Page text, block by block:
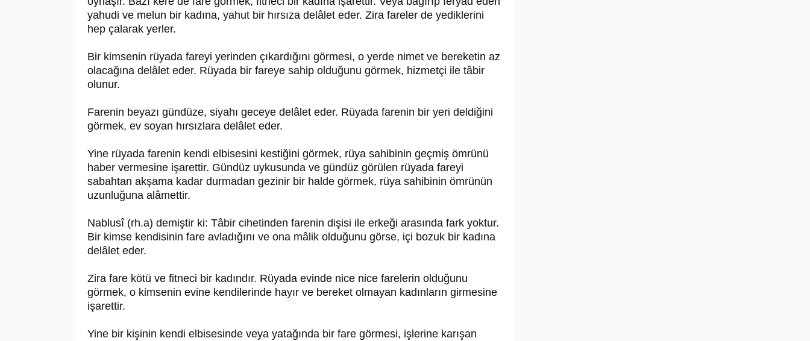
yahudi ve melun bir kadına, yahut bir hırsıza delâlet eder. Zira fareler de yediklerini
hep çalarak yerler.
Bir kimsenin rüyada fareyi yerinden çıkardığını görmesi, o yerde nimet ve bereketin az
olacağına delâlet eder. Rüyada bir fareye sahip olduğunu görmek, hizmetçi ile tâbir
olunur.
Farenin beyazı gündüze, siyahı geceye delâlet eder. Rüyada farenin bir yeri deldiğini
görmek, ev soyan hırsızlara delâlet eder.
Yine rüyada farenin kendi elbisesini kestiğini görmek, rüya sahibinin geçmiş ömrünü
haber vermesine işarettir. Gündüz uykusunda ve gündüz görülen rüyada fareyi
sabahtan akşama kadar durmadan gezinir bir halde görmek, rüya sahibinin ömrünün
uzunluğuna alâmettir.
Nablusî (rh.a) demiştir ki: Tâbir cihetinden farenin dişisi ile erkeği arasında fark yoktur.
Bir kimse kendisinin fare avladığını ve ona mâlik olduğunu görse, içi bozuk bir kadına
delâlet eder.
Zira fare kötü ve fitneci bir kadındır. Rüyada evinde nice nice farelerin olduğunu
görmek, o kimsenin evine kendilerinde hayır ve bereket olmayan kadınların girmesine
işarettir.
Yine bir kişinin kendi elbisesinde veya yatağında bir fare görmesi, işlerine karışan